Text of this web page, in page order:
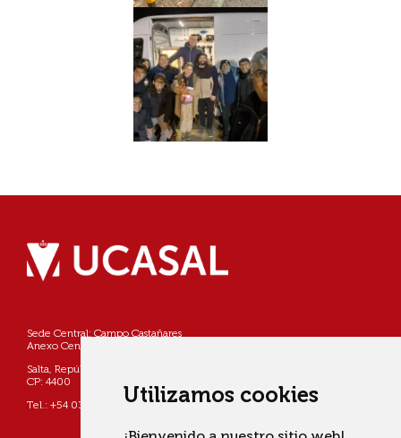
Utilizamos cookies
Sede Central: Campo Castañares
Anexo Centro: Pellegrini 790
Salta, República Argentina
CP: 4400
Tel.: +54 0387 4268800